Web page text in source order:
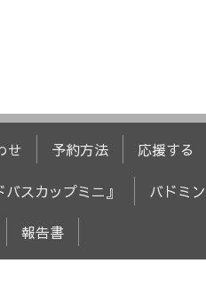
せ 予約方法 応援する
スカップミニ』 バドミ
報告書